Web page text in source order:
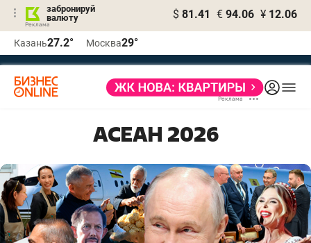
забронируй
валюту
$ 81.41 € 94.06 ¥ 12.06
Казань27.2° Москва29°
АСЕАН 2026